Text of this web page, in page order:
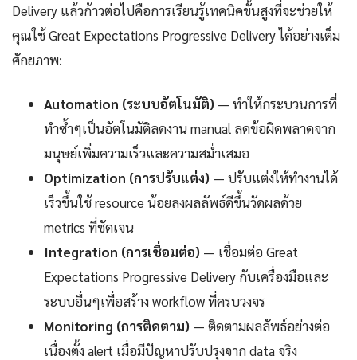
Delivery แล้วก้าวต่อไปคือการเรียนรู้เทคนิคขั้นสูงที่จะช่วยให้
คุณใช้ Great Expectations Progressive Delivery ได้อย่างเต็ม
ศักยภาพ:
Automation (ระบบอัตโนมัติ) — ทำให้กระบวนการที่
ทำซ้ำๆเป็นอัตโนมัติลดงาน manual ลดข้อผิดพลาดจาก
มนุษย์เพิ่มความเร็วและความสม่ำเสมอ
Optimization (การปรับแต่ง) — ปรับแต่งให้ทำงานได้
เร็วขึ้นใช้ resource น้อยลงผลลัพธ์ดีขึ้นวัดผลด้วย
metrics ที่ชัดเจน
Integration (การเชื่อมต่อ) — เชื่อมต่อ Great
Expectations Progressive Delivery กับเครื่องมือและ
ระบบอื่นๆเพื่อสร้าง workflow ที่ครบวงจร
Monitoring (การติดตาม) — ติดตามผลลัพธ์อย่างต่อ
เนื่องตั้ง alert เมื่อมีปัญหาปรับปรุงจาก data จริง